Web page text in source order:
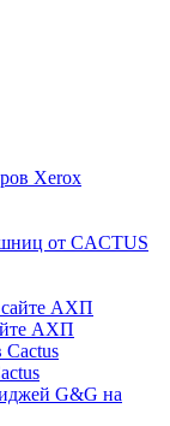
Xerox
от CACTUS
АХП